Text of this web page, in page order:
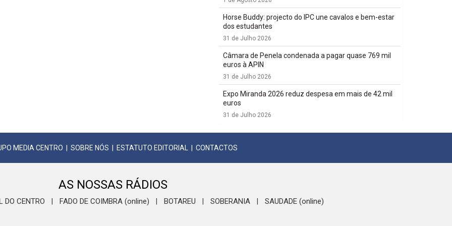
Horse Buddy: projecto do IPC une cavalos e bem-estar
dos estudantes
31 de Julho 2026
Câmara de Penela condenada a pagar quase 769 mil
euros à APIN
31 de Julho 2026
Expo Miranda 2026 reduz despesa em mais de 42 mil
euros
31 de Julho 2026
MEDIA CENTRO SOBRE NÓS ESTATUTO EDITORIAL CONTACTOS
AS NOSSAS RÁDIOS
DO CENTRO FADO DE COIMBRA (online) BOTAREU SOBERANIA SAUDADE (online)